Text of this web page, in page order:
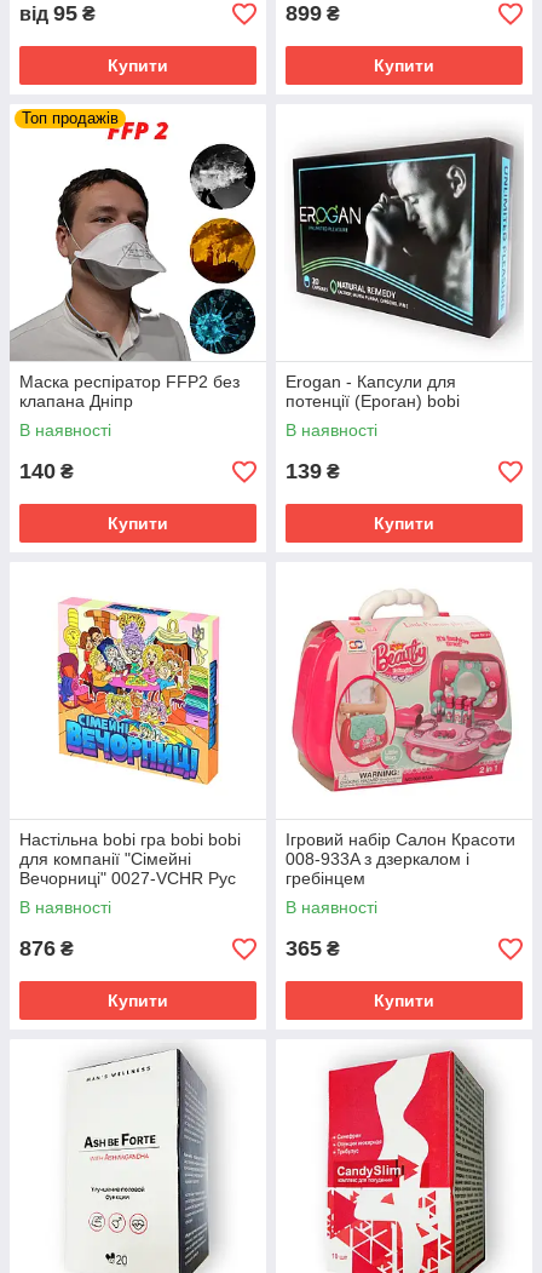
від 95 ₴
Купити
899 ₴
Купити
Топ продажів
Маска респіратор FFP2 без
клапана Дніпр
В наявності
140 ₴
Купити
Erogan - Капсули для
потенції (Ероган) bobi
В наявності
139 ₴
Купити
Настільна bobi гра bobi bobi
для компанії "Сімейні
Вечорниці" 0027-VCHR Рус
В наявності
876 ₴
Купити
Ігровий набір Салон Красоти
008-933A з дзеркалом і
гребінцем
В наявності
365 ₴
Купити